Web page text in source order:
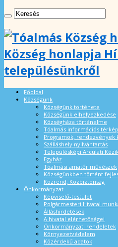
Község honlapja
településünkről
Főoldal
Községünk
Községünk története
Községünk elhelyezkedése
Községháza történelme
Tóalmás információs
Programok, rendezvények
Szálláshely nyilvántartás
Településképi Arculati
Egyház
Tóalmási amatőr művészek
Községünkben történt
Közrend, Közbiztonság
Önkormányzat
Képviselő-testület
Polgármesteri Hivatal
Álláshirdetések
A hivatal elérhetőségei
Önkormányzati rendeletek
Környezetvédelem
Közérdekű adatok